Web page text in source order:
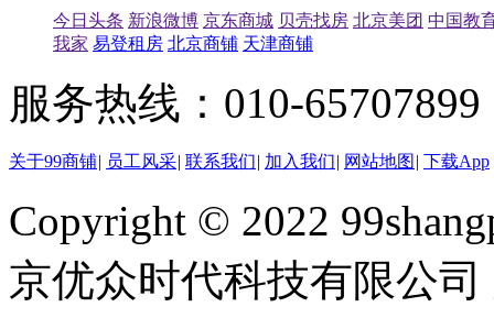
今日头条 新浪微博 京东商城 贝壳找房 北京美团 中国教
我家 易登租房 北京商铺 天津商铺
服务热线：010-
关于99商铺| 员工风采| 联系我们| 加入我们| 网站地图 | 下载App
Copyright © 2022
京优众时代科技有限公